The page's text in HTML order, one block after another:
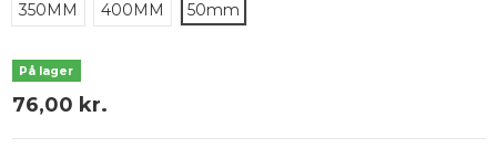
350MM
400MM 50mm
På lager
76,00 kr.